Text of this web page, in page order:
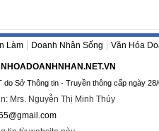
Làm Doanh Nhân Sống Văn Hóa
do Sở Thông tin - Truyền thông cấp ngày
Mrs. Nguyễn Thị Minh Thúy